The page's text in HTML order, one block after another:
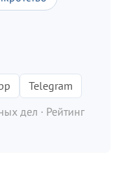
Telegram
дел · Рейтинг